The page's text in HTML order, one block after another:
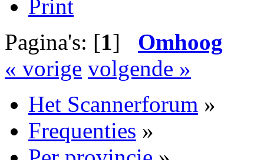
Print
Pagina's: [1] Omhoog
« vorige volgende »
Het Scannerforum »
Frequenties »